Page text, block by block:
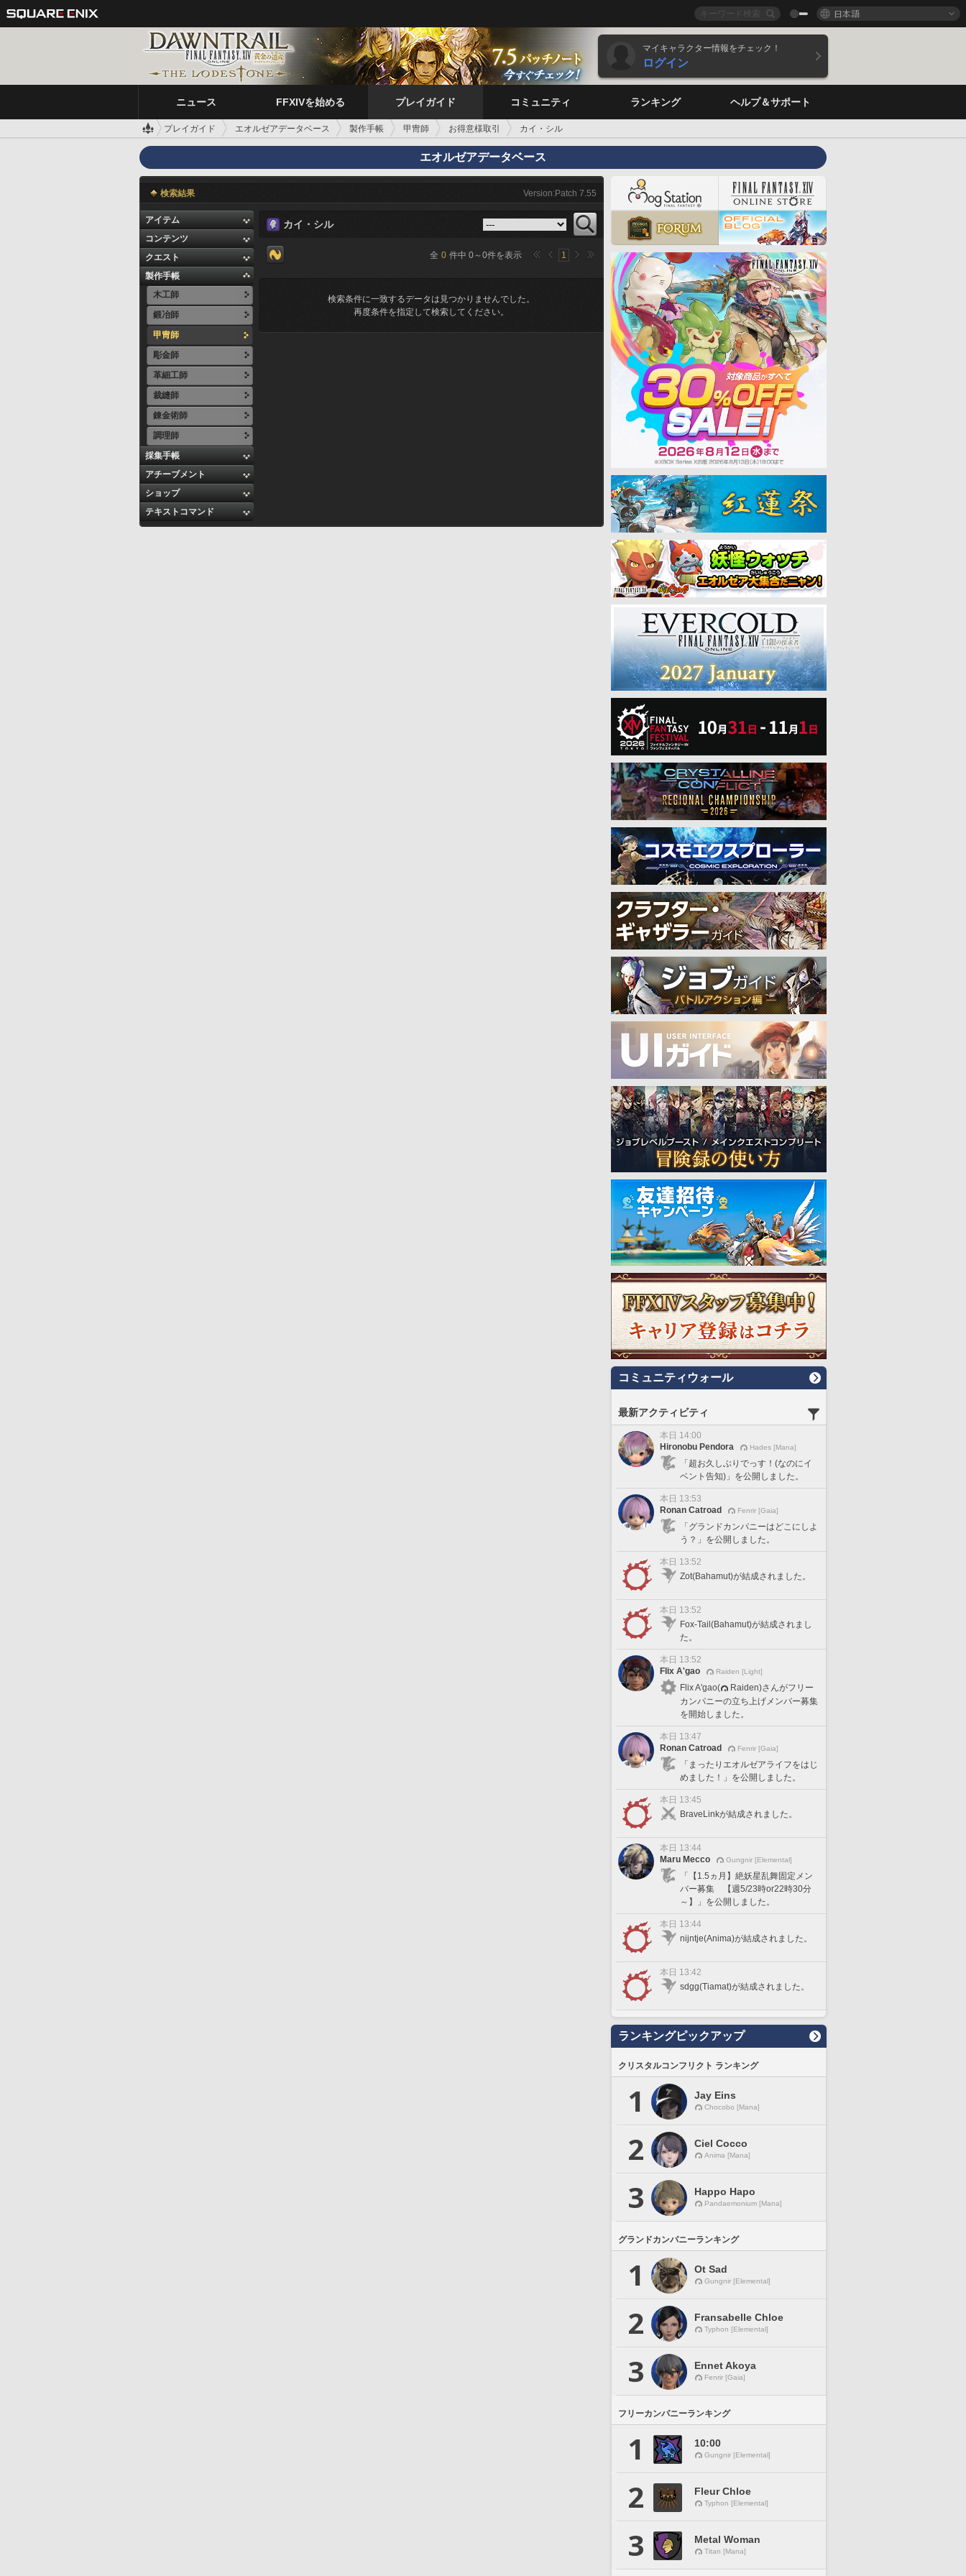
日本語
マイキャラクター情報をチェック！
ログイン
ニュース FFXIVを始める プレイガイド コミュニティ ランキング ヘルプ＆サポート
プレイガイド エオルゼアデータベース 製作手帳 甲冑師 お得意様取引 カイ・シル
エオルゼアデータベース
検索結果 Version:Patch 7.55
アイテム
コンテンツ
クエスト
製作手帳
木工師
鍛冶師
甲冑師
彫金師
革細工師
裁縫師
錬金術師
調理師
採集手帳
アチーブメント
ショップ
テキストコマンド
カイ・シル
全 0 件中 0～0件を表示 1
検索条件に一致するデータは見つかりませんでした。
再度条件を指定して検索してください。
コミュニティウォール
最新アクティビティ
本日 14:00
Hironobu Pendora
Hades [Mana]
「超お久しぶりでっす！(なのにイ
ベント告知)」を公開しました。
本日 13:53
Ronan Catroad
Fenrir [Gaia]
「グランドカンパニーはどこにしよ
う？」を公開しました。
本日 13:52
Zot(Bahamut)が結成されました。
本日 13:52
Fox-Tail(Bahamut)が結成されまし
た。
本日 13:52
Flix A'gao
Raiden [Light]
Flix A'gao(
Raiden)さんがフリー
カンパニーの立ち上げメンバー募集
を開始しました。
本日 13:47
Ronan Catroad
Fenrir [Gaia]
「まったりエオルゼアライフをはじ
めました！」を公開しました。
本日 13:45
BraveLinkが結成されました。
本日 13:44
Maru Mecco
Gungnir [Elemental]
「【1.5ヵ月】絶妖星乱舞固定メン
バー募集 【週5/23時or22時30分
～】」を公開しました。
本日 13:44
nijntje(Anima)が結成されました。
本日 13:42
sdgg(Tiamat)が結成されました。
ランキングピックアップ
クリスタルコンフリクト ランキング
1 Jay Eins
Chocobo [Mana]
2 Ciel Cocco
Anima [Mana]
3 Happo Hapo
Pandaemonium [Mana]
グランドカンパニーランキング
1 Ot Sad
Gungnir [Elemental]
2 Fransabelle Chloe
Typhon [Elemental]
3 Ennet Akoya
Fenrir [Gaia]
フリーカンパニーランキング
1 10:00
Gungnir [Elemental]
2 Fleur Chloe
Typhon [Elemental]
3 Metal Woman
Titan [Mana]